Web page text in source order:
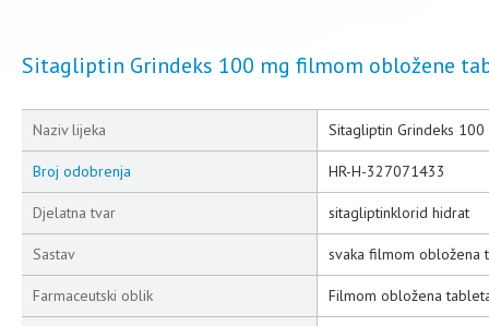
Sitagliptin Grindeks 100 mg filmom obložene
Naziv lijeka Sitagliptin Grindeks
Broj odobrenja HR-H-327071433
Djelatna tvar sitagliptinklorid hidrat
Sastav svaka filmom obložena
Farmaceutski oblik Filmom obložena